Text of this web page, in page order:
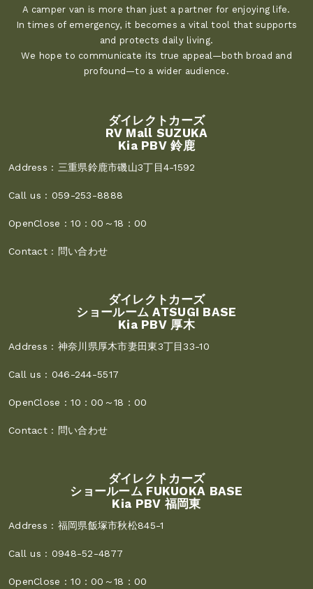
A camper van is more than just a partner for enjoying life.
In times of emergency, it becomes a vital tool that supports
and protects daily living.
We hope to communicate its true appeal—both broad and
profound—to a wider audience.
ダイレクトカーズ
RV Mall SUZUKA
Kia PBV 鈴鹿
Address : 三重県鈴鹿市磯山3丁目4-1592
Call us : 059-253-8888
OpenClose :10：00～18：00
Contact : 問い合わせ
ダイレクトカーズ
ショールーム ATSUGI BASE
Kia PBV 厚木
Address : 神奈川県厚木市妻田東3丁目33-10
Call us : 046-244-5517
OpenClose :10：00～18：00
Contact : 問い合わせ
ダイレクトカーズ
ショールーム FUKUOKA BASE
Kia PBV 福岡東
Address : 福岡県飯塚市秋松845-1
Call us : 0948-52-4877
OpenClose :10：00～18：00